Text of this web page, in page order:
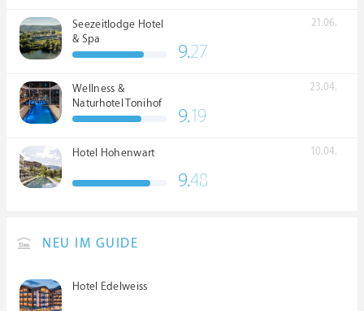
Seezeitlodge Hotel
& Spa
21.06.
9.27
Wellness &
Naturhotel Tonihof
****S
23.04.
9.19
Hotel Hohenwart 10.04.
9.48
NEU IM GUIDE
Hotel Edelweiss